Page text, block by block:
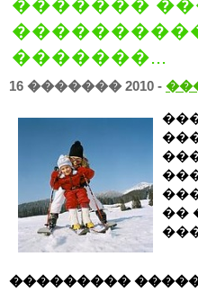
�������
�������...
16 ������� 2010 -
��
���������